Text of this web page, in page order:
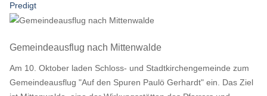
Predigt
Gemeindeausflug nach Mittenwalde
Am 10. Oktober laden Schloss- und Stadtkirchengemeinde zum
Gemeindeausflug "Auf den Spuren Paulö Gerhardt" ein. Das Ziel